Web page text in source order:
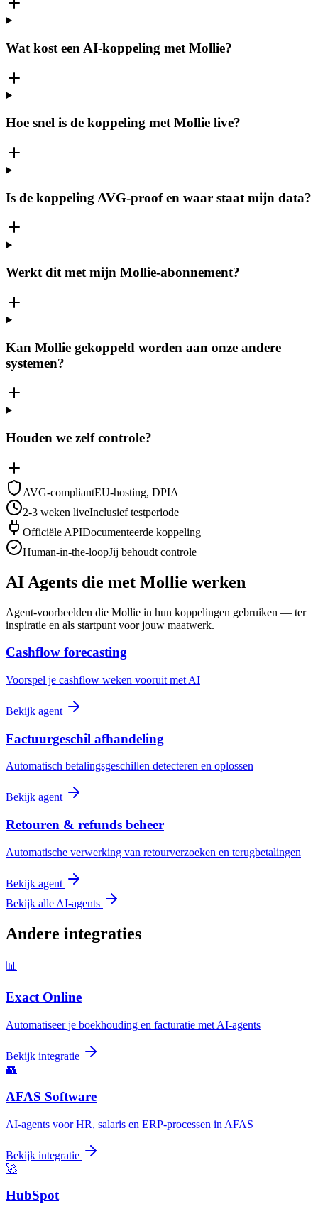
Wat kost een AI-koppeling met Mollie?
Hoe snel is de koppeling met Mollie live?
Is de koppeling AVG-proof en waar staat mijn data?
Werkt dit met mijn Mollie-abonnement?
Kan Mollie gekoppeld worden aan onze andere
systemen?
Houden we zelf controle?
AVG-compliantEU-hosting, DPIA
2-3 weken liveInclusief testperiode
Officiële APIDocumenteerde koppeling
Human-in-the-loopJij behoudt controle
AI Agents die met Mollie werken
Agent-voorbeelden die Mollie in hun koppelingen gebruiken — ter
inspiratie en als startpunt voor jouw maatwerk.
Cashflow forecasting
Voorspel je cashflow weken vooruit met AI
Bekijk agent
Factuurgeschil afhandeling
Automatisch betalingsgeschillen detecteren en oplossen
Bekijk agent
Retouren & refunds beheer
Automatische verwerking van retourverzoeken en terugbetalingen
Bekijk agent
Bekijk alle AI-agents
Andere integraties
📊
Exact Online
Automatiseer je boekhouding en facturatie met AI-agents
Bekijk integratie
👥
AFAS Software
AI-agents voor HR, salaris en ERP-processen in AFAS
Bekijk integratie
🚀
HubSpot